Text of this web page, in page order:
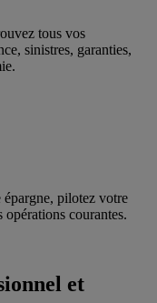
tous vos
sinistres, garanties,
épargne, pilotez votre
opérations courantes.
et